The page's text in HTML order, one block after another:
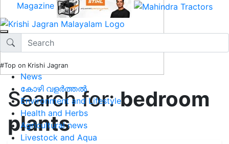
Magazine
#Top on Krishi Jagran
News
കോഴി വളർത്തൽ
Environment and Lifestyle
Health and Herbs
Agricultural news
Livestock and Aqua
Search for:bedroom
plants